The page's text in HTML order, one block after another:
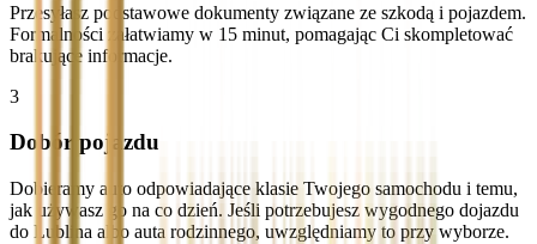
Przesyłasz podstawowe dokumenty związane ze szkodą i pojazdem.
Formalności załatwiamy w 15 minut, pomagając Ci skompletować
brakujące informacje.
3
Dobór pojazdu
Dobieramy auto odpowiadające klasie Twojego samochodu i temu,
jak używasz go na co dzień. Jeśli potrzebujesz wygodnego dojazdu
do Lublina albo auta rodzinnego, uwzględniamy to przy wyborze.